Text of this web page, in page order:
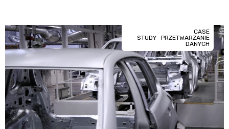
CASE
STUDY
PRZETWARZANIE
DANYCH